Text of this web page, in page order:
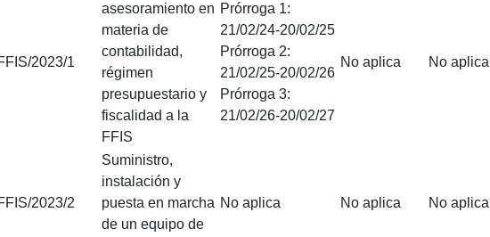
2023/1
asesoramiento en
materia de
contabilidad,
régimen
presupuestario y
fiscalidad a la
FFIS
Prórroga 1:
21/02/24-20/02/25
Prórroga 2:
21/02/25-20/02/26
Prórroga 3:
21/02/26-20/02/27
No aplica No aplica
2023/2
Suministro,
instalación y
puesta en marcha
de un equipo de
No aplica No aplica No aplica